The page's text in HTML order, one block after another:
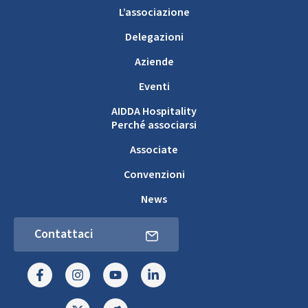
L’associazione
Delegazioni
Aziende
Eventi
AIDDA Hospitality
Perché associarsi
Associate
Convenzioni
News
Contattaci